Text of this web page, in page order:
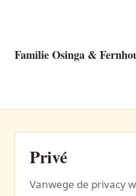
Familie Osinga &
Privé
Vanwege de privacy